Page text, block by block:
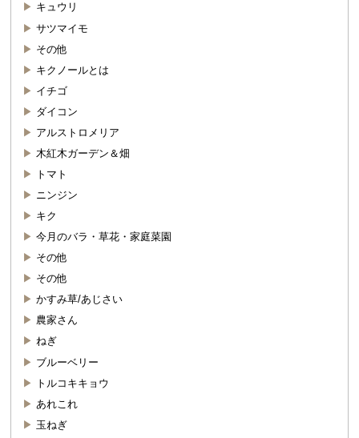
キュウリ
サツマイモ
その他
キクノールとは
イチゴ
ダイコン
アルストロメリア
木紅木ガーデン＆畑
トマト
ニンジン
キク
今月のバラ・草花・家庭菜園
その他
その他
かすみ草/あじさい
農家さん
ねぎ
ブルーベリー
トルコキキョウ
あれこれ
玉ねぎ